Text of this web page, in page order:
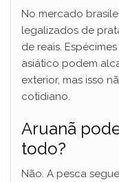
No mercado
legalizados de
de reais.
asiático podem
exterior, mas isso
cotidiano.
Aruanã
todo?
Não. A pesca